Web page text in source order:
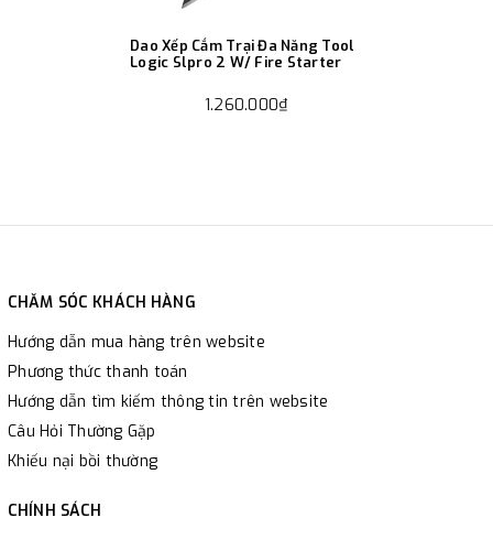
Dao Xếp Cắm Trại Đa Năng Tool
Logic Slpro 2 W/ Fire Starter
1.260.000₫
CHĂM SÓC KHÁCH HÀNG
Hướng dẫn mua hàng trên website
Phương thức thanh toán
Hướng dẫn tìm kiếm thông tin trên website
Câu Hỏi Thường Gặp
Khiếu nại bồi thường
CHÍNH SÁCH